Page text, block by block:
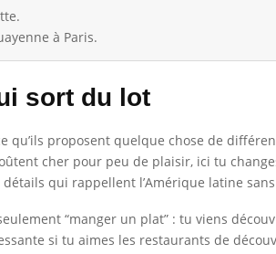
à Paris.
sort du lot
proposent quelque chose de
cher pour peu de plaisir, ici tu
qui rappellent l’Amérique latine
“manger un plat” : tu viens
si tu aimes les restaurants de